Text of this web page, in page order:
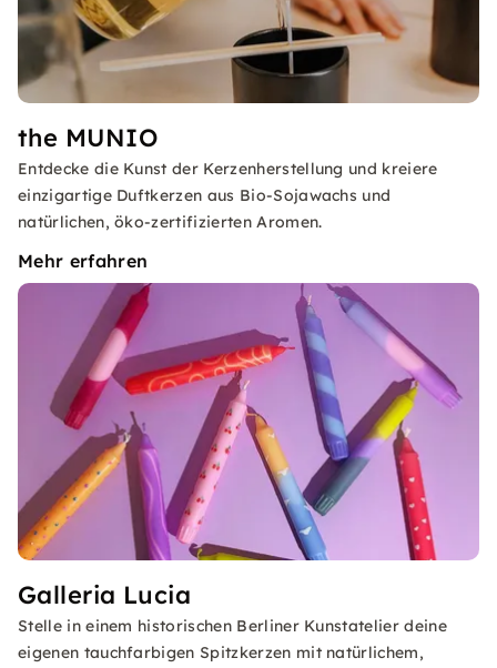
the MUNIO
Entdecke die Kunst der Kerzenherstellung und kreiere
einzigartige Duftkerzen aus Bio-Sojawachs und
natürlichen, öko-zertifizierten Aromen.
Mehr erfahren
Galleria Lucia
Stelle in einem historischen Berliner Kunstatelier deine
eigenen tauchfarbigen Spitzkerzen mit natürlichem,